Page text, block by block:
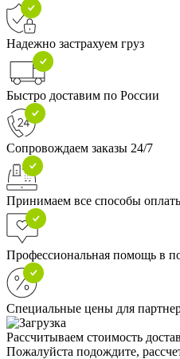
Надежно застрахуем груз
Быстро доставим по России
Сопровождаем заказы 24/7
Принимаем все способы
Профессиональная помощь в
Специальные цены для
Рассчитываем стоимость
Пожалуйста подождите,